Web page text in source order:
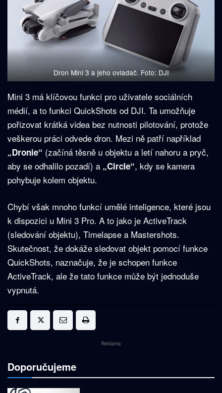
Dron Mini 3 a jeho ovladač. Foto: DJI
Mini 3 má klíčovou funkci pro uživatele sociálních
médií, a to funkci QuickShots od DJI. Ta umožňuje
pořizovat krátká videa bez nutnosti pilotování, protože
veškerou práci odvede dron. Mezi ně patří například
„Dronie“ (začíná těsně u objektu a letí nahoru a pryč,
aby se odhalilo pozadí) a „Circle“, kdy se kamera
pohybuje kolem objektu.
Chybí však mnoho funkcí umělé inteligence, které jsou
k dispozici u Mini 3 Pro. A to jako je ActiveTrack
(sledování objektu), Timelapse a Mastershots.
Skutečnost, že dokáže sledovat objekt pomocí funkce
QuickShots, naznačuje, že je schopen funkce
ActiveTrack, ale že tato funkce může být jednoduše
vypnutá.
Reklama
Doporučujeme